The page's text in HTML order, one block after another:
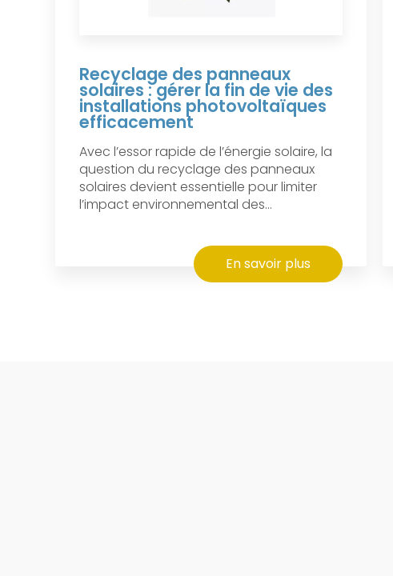
Recyclage des panneaux
solaires : gérer la fin de vie des
installations photovoltaïques
efficacement
Avec l’essor rapide de l’énergie solaire, la
question du recyclage des panneaux
solaires devient essentielle pour limiter
l’impact environnemental des...
En savoir plus